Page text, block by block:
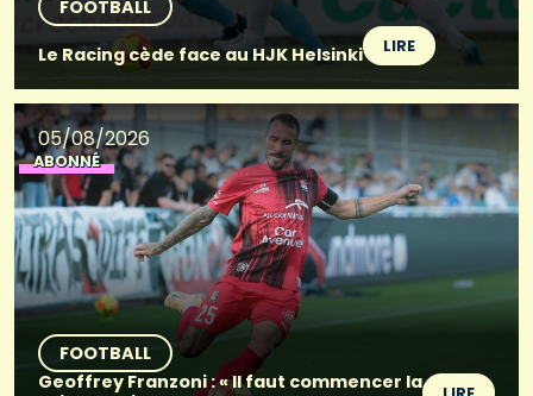
FOOTBALL
Le Racing cède face au HJK Helsinki
LIRE
05/08/2026
ABONNÉ
FOOTBALL
Geoffrey Franzoni : « Il faut commencer la